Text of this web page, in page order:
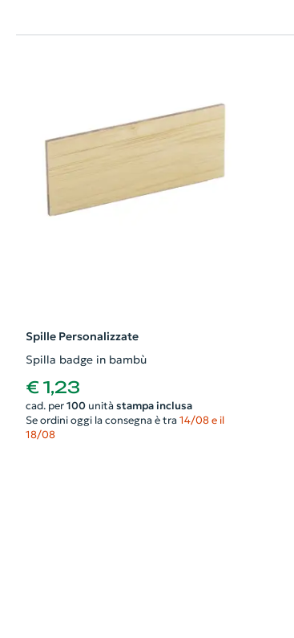
Spille Personalizzate
Spilla badge in bambù
€ 1,23
cad. per 100unità stampa inclusa
Se ordini oggi la consegna è tra 14/08 e il
18/08